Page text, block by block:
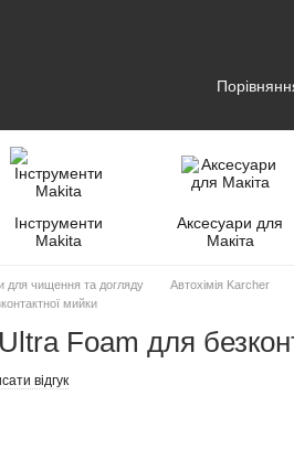
Інструменти
Makita
Аксесуари для
Макіта
для чищення та догляду Автохімія Karcher
мийки
Foam для
відгук